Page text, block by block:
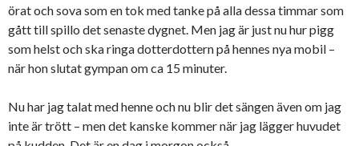
örat och sova som en tok med tanke på alla dessa timmar som
gått till spillo det senaste dygnet. Men jag är just nu hur pigg
som helst och ska ringa dotterdottern på hennes nya mobil –
när hon slutat gympan om ca 15 minuter.
Nu har jag talat med henne och nu blir det sängen även om jag
inte är trött – men det kanske kommer när jag lägger huvudet